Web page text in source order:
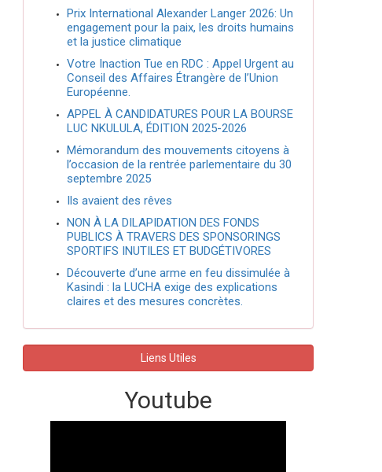
Prix International Alexander Langer 2026: Un
engagement pour la paix, les droits humains
et la justice climatique
Votre Inaction Tue en RDC : Appel Urgent au
Conseil des Affaires Étrangère de l’Union
Européenne.
APPEL À CANDIDATURES POUR LA BOURSE
LUC NKULULA, ÉDITION 2025-2026
Mémorandum des mouvements citoyens à
l’occasion de la rentrée parlementaire du 30
septembre 2025
Ils avaient des rêves
NON À LA DILAPIDATION DES FONDS
PUBLICS À TRAVERS DES SPONSORINGS
SPORTIFS INUTILES ET BUDGÉTIVORES
Découverte d’une arme en feu dissimulée à
Kasindi : la LUCHA exige des explications
claires et des mesures concrètes.
Liens Utiles
Youtube